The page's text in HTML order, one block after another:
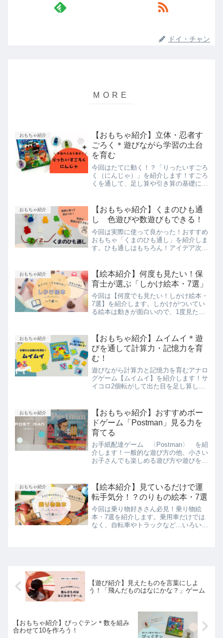
ドイ・チャン
おもちゃ紹介
【おもちゃ紹介】立体・忍者す
ごろく＊遊びながら学習の土台
を育む
今回はたてに動く！？「りったいすごろ
く（にんじゃ）」を紹介します！すごろ
くを通して、足し算や引き算の基礎にな
ます！参考にしてみてくださいね。
おもちゃ紹介
【おもちゃ紹介】くまのひも通
し 色遊びや数遊びもできる！
今回は実際に使って良かった！おすすめ
おもちゃ「くまのひも通し」を紹介しま
す。ひも通しはもちろん！アイデア次第
すすめです。ぜひ、ご覧ください！
おもちゃ紹介
【絵本紹介】何度も見たい！保
育士が選ぶ「しかけ絵本・7選」
今回は【何度でも見たい！しかけ絵本・
7選】を紹介します。しかけがついてい
る絵本は動きが面白いので、1度見たら
見ても楽しめますよ！
おもちゃ紹介
【おもちゃ紹介】ムイムイ＊遊
びを通して計算力・記憶力を育
む！
遊びながら計算力と記憶力を育むアナロ
グゲーム【ムイムイ】を紹介します！サ
イコロ2個転がして出た目を足し算した
すよ。計算が苦手なお子さんも楽しく参
加できるので、参考にしてみてください
ね。
おもちゃ紹介
【おもちゃ紹介】おすすめボー
ドゲーム「Postman」見る力を
育てる
お手紙配達ゲーム 〈Postman〉 を紹
介します！一般的な遊び方の他、小さい
お子さんでも楽しめる遊び方や遊びを通
おもちゃ紹介
【絵本紹介】見ているだけで運
転手気分！？のりもの絵本・7選
今回は乗り物好きさん必見！乗り物絵
本・7選を紹介します。乗用車だけでは
なく、自転車やトラックなど…いろいろ
【遊び紹介】見えたものを言葉にしよ
う！「飛んだものはなにかな？」ゲーム
【おもちゃ紹介】ぴっぐテン＊数を組み
合わせて10を作ろう！